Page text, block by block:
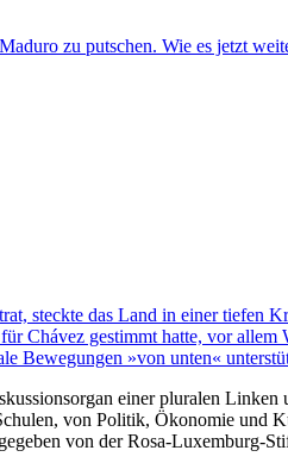
zu putschen. Wie es jetzt
steckte das Land in einer
Chávez gestimmt hatte, vor
Bewegungen »von unten«
einer pluralen
von Politik, Ökonomie
von der Rosa-Luxemburg-